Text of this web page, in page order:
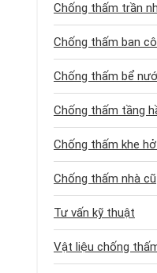
Chống thấm trần
Chống thấm ban
Chống thấm bể
Chống thấm tầng
Chống thấm khe
Chống thấm nhà cũ
Tư vấn kỹ thuật
Vật liệu chống